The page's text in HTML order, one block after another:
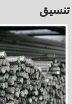
تنسيق